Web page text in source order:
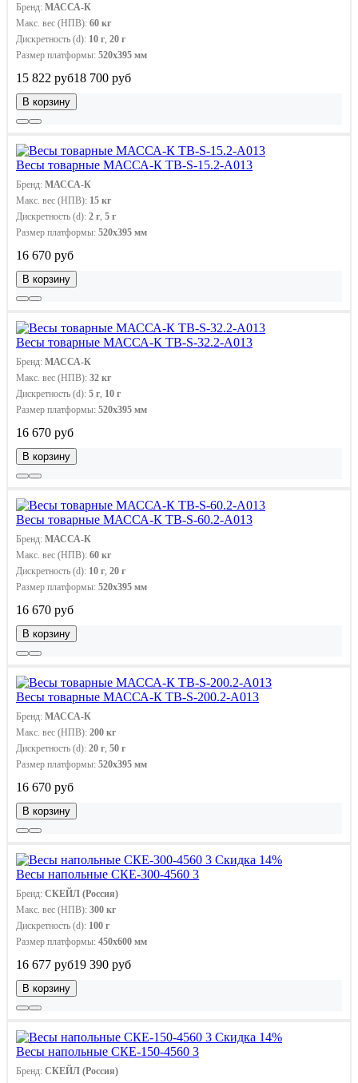
Бренд: МАССА-К
Макс. вес (НПВ): 60 кг
Дискретность (d): 10 г, 20 г
Размер платформы: 520х395 мм
15 822 руб18 700 руб
В корзину
Весы товарные МАССА-К ТВ-S-15.2-A013
Бренд: МАССА-К
Макс. вес (НПВ): 15 кг
Дискретность (d): 2 г, 5 г
Размер платформы: 520х395 мм
16 670 руб
В корзину
Весы товарные МАССА-К ТВ-S-32.2-A013
Бренд: МАССА-К
Макс. вес (НПВ): 32 кг
Дискретность (d): 5 г, 10 г
Размер платформы: 520х395 мм
16 670 руб
В корзину
Весы товарные МАССА-К ТВ-S-60.2-A013
Бренд: МАССА-К
Макс. вес (НПВ): 60 кг
Дискретность (d): 10 г, 20 г
Размер платформы: 520х395 мм
16 670 руб
В корзину
Весы товарные МАССА-К ТВ-S-200.2-A013
Бренд: МАССА-К
Макс. вес (НПВ): 200 кг
Дискретность (d): 20 г, 50 г
Размер платформы: 520х395 мм
16 670 руб
В корзину
Скидка 14%
Весы напольные СКЕ-300-4560 3
Бренд: СКЕЙЛ (Россия)
Макс. вес (НПВ): 300 кг
Дискретность (d): 100 г
Размер платформы: 450х600 мм
16 677 руб19 390 руб
В корзину
Скидка 14%
Весы напольные СКЕ-150-4560 3
Бренд: СКЕЙЛ (Россия)